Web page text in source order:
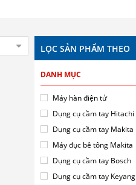
LỌC SẢN PHẨM THEO
DANH MỤC
Máy hàn điện tử
Dụng cụ cầm tay Hitachi
Dụng cụ cầm tay Makita
Máy đục bê tông Makita
Dụng cụ cầm tay Bosch
Dụng cụ cầm tay Keyang